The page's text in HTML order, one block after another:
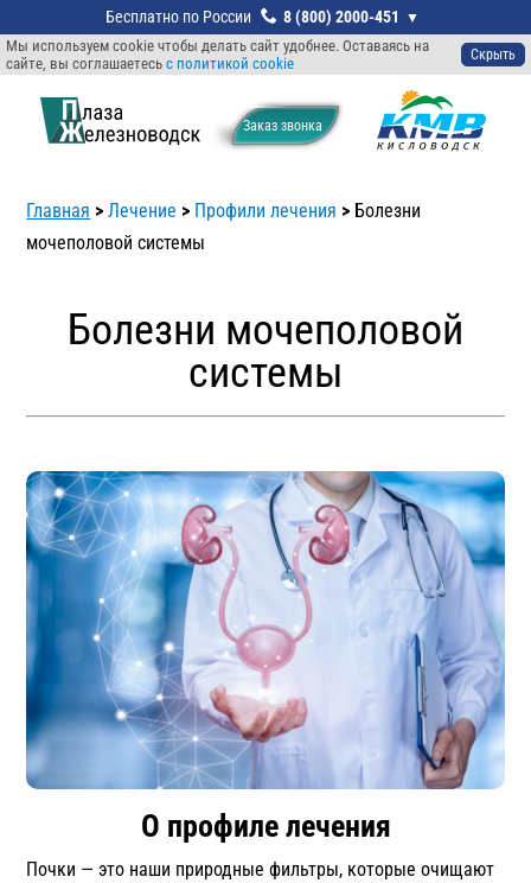
Мы используем cookie чтобы делать сайт удобнее. Оставаясь на
сайте, вы соглашаетесь с политикой cookie Скрыть
Заказ звонкa
8 (800) 2000-451
Главная >Лечение > Профили лечения > Болезни
мочеполовой системы
Болезни мочеполовой
системы
О профиле лечения
Почки — это наши природные фильтры, которые очищают